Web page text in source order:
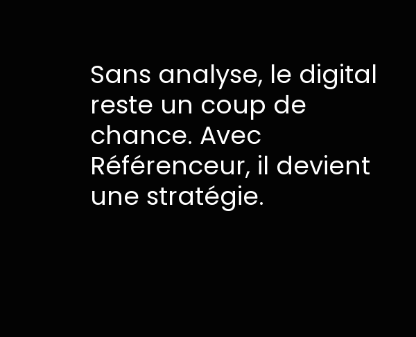
Sans analyse, le digital
reste un coup de
chance. Avec
Référenceur, il devient
une stratégie.